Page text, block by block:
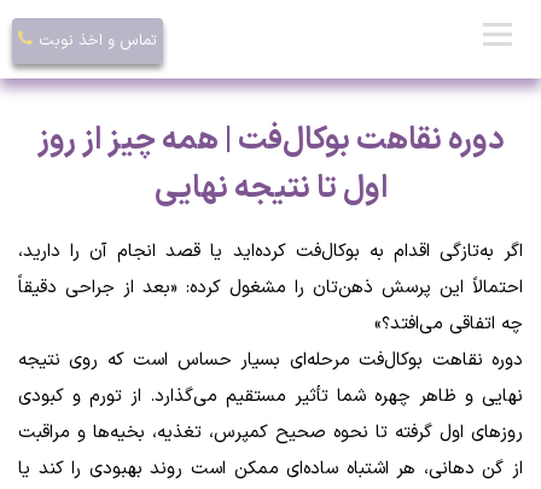
تماس و اخذ نوبت
دوره نقاهت بوکال‌فت | همه چیز از روز
اول تا نتیجه نهایی
اگر به‌تازگی اقدام به بوکال‌فت کرده‌اید یا قصد انجام آن را دارید،
احتمالاً این پرسش ذهن‌تان را مشغول کرده: «بعد از جراحی دقیقاً
چه اتفاقی می‌افتد؟»
دوره نقاهت بوکال‌فت مرحله‌ای بسیار حساس است که روی نتیجه
نهایی و ظاهر چهره شما تأثیر مستقیم می‌گذارد. از تورم و کبودی
روزهای اول گرفته تا نحوه صحیح کمپرس، تغذیه، بخیه‌ها و مراقبت
از گن دهانی، هر اشتباه ساده‌ای ممکن است روند بهبودی را کند یا